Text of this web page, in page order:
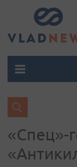
«Спец»-